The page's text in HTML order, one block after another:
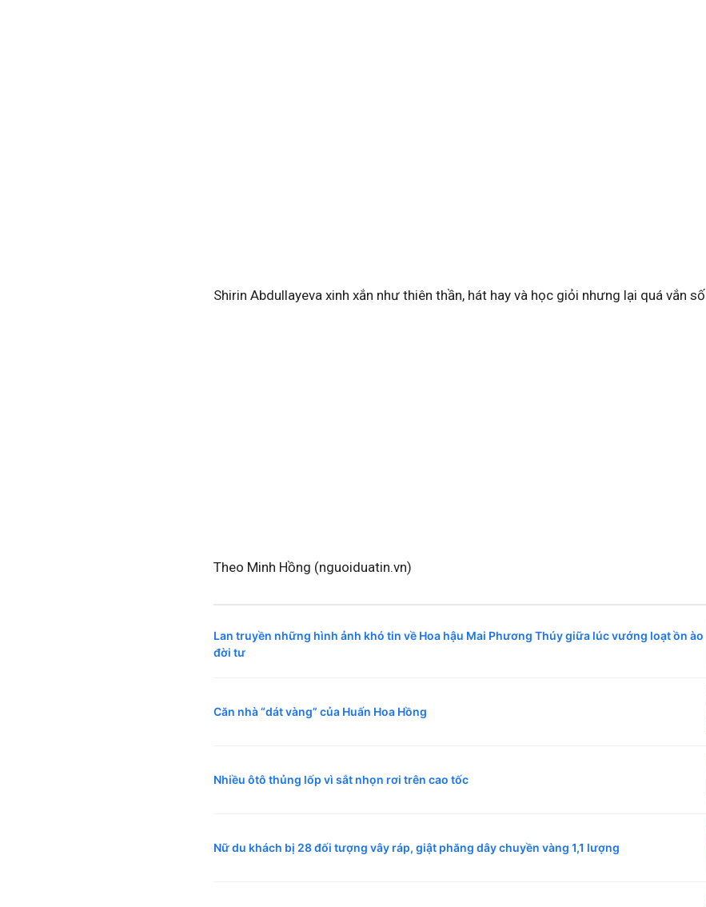
Shirin Abdullayeva xinh xắn như thiên thần, hát hay và học giỏi nhưng lại quá vắn số
Theo Minh Hồng (nguoiduatin.vn)
Lan truyền những hình ảnh khó tin về Hoa hậu Mai Phương Thúy giữa lúc vướng loạt ồn ào
đời tư
Căn nhà “dát vàng” của Huấn Hoa Hồng
Nhiều ôtô thủng lốp vì sắt nhọn rơi trên cao tốc
Nữ du khách bị 28 đối tượng vây ráp, giật phăng dây chuyền vàng 1,1 lượng